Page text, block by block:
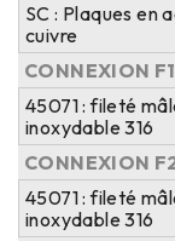
SC : Plaques en
cuivre
CONNEXION F1
45071 : fileté
inoxydable 316
CONNEXION
45071 : fileté
inoxydable 316